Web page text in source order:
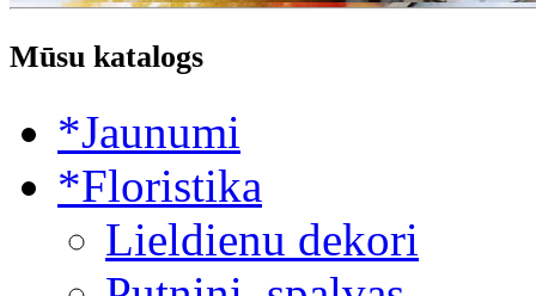
Mūsu katalogs
*Jaunumi
*Floristika
Lieldienu dekori